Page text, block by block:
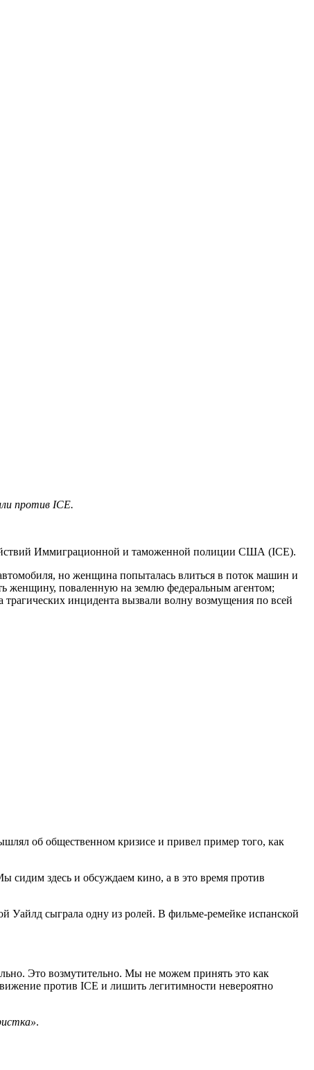
против ICE.
Иммиграционной и таможенной полиции США (ICE).
но женщина попыталась влиться в поток машин и
женщину, поваленную на землю федеральным агентом;
инцидента вызвали волну возмущения по всей
об общественном кризисе и привел пример того, как
сидим здесь и обсуждаем кино, а в это время против
Уайлд сыграла одну из ролей. В фильме-ремейке испанской
Это возмутительно. Мы не можем принять это как
против ICE и лишить легитимности невероятно
.